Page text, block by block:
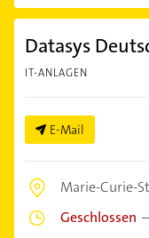
Datasys
IT-ANLAGEN
E-Mail
Marie-Curie-
Geschlossen –